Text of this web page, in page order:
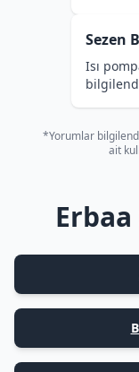
Sezen
Isı
*Yorumlar
ait